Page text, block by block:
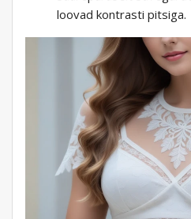
loovad kontrasti pitsiga.